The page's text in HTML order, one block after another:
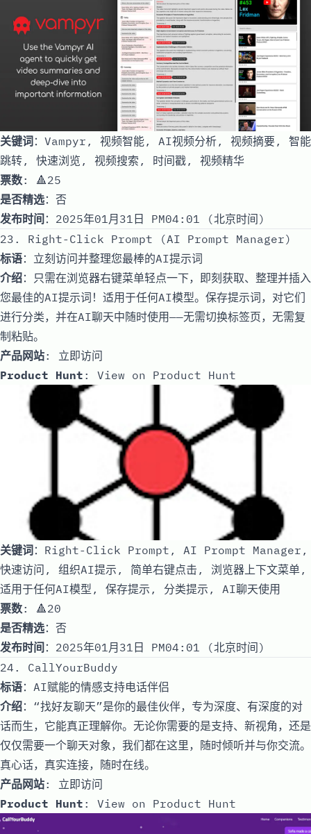
关键词：Vampyr, 视频智能, AI视频分析, 视频摘要, 智能
跳转, 快速浏览, 视频搜索, 时间戳, 视频精华
票数: 🔺25
是否精选：否
发布时间 ：2025年01月31日 PM04:01 (北京时间)
23. Right-Click Prompt (AI Prompt Manager)
标语：立刻访问并整理您最棒的AI提示词
介绍：只需在浏览器右键菜单轻点一下，即刻获取、整理并插入
您最佳的AI提示词！适用于任何AI模型。保存提示词，对它们
进行分类，并在AI聊天中随时使用——无需切换标签页，无需复
制粘贴。
产品网站: 立即访问
Product Hunt : View on Product Hunt
关键词：Right-Click Prompt, AI Prompt Manager,
快速访问, 组织AI提示, 简单右键点击, 浏览器上下文菜单,
适用于任何AI模型, 保存提示, 分类提示, AI聊天使用
票数: 🔺20
是否精选：否
发布时间 ：2025年01月31日 PM04:01 (北京时间)
24. CallYourBuddy
标语：AI赋能的情感支持电话伴侣
介绍：“找好友聊天”是你的最佳伙伴，专为深度、有深度的对
话而生，它能真正理解你。无论你需要的是支持、新视角，还是
仅仅需要一个聊天对象，我们都在这里，随时倾听并与你交流。
真心话，真实连接，随时在线。
产品网站: 立即访问
Product Hunt : View on Product Hunt